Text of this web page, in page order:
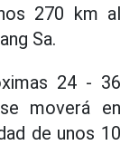
270 km al
Sa.
24 - 36
moverá en
de unos 10